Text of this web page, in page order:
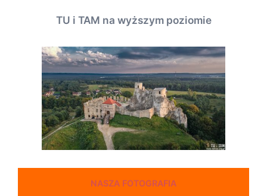
TU i TAM na wyższym poziomie
NASZA FOTOGRAFIA